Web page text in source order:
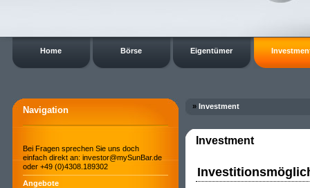
Home Börse Eigentümer
Navigation
Bei Fragen sprechen Sie uns doch
einfach direkt an: investor@mySunBar.de
oder +49 (0)4308.189302
Angebote
» Investment
Investment